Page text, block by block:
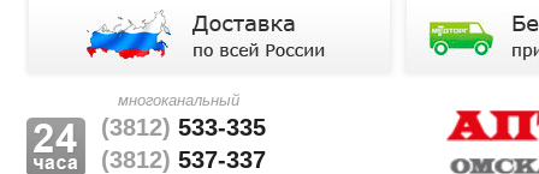
многоканальный
(3812) 533-335
(3812) 537-337